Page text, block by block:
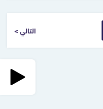
التالي >